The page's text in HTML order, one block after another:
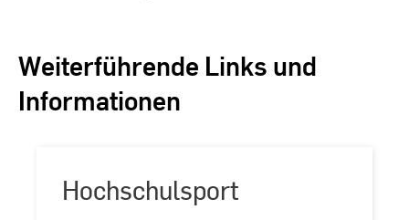
Weiterführende Links und
Informationen
Hochschulsport